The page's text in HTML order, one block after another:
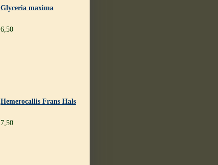
Glyceria maxima
6,50
Hemerocallis Frans Hals
7,50